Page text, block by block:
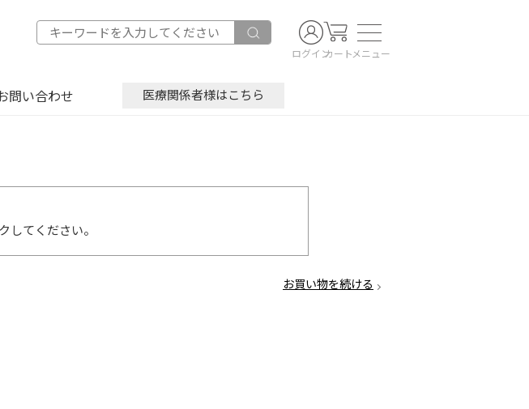
ログインカートメニュー
問い合わせ 医療関係者様はこちら
してください。